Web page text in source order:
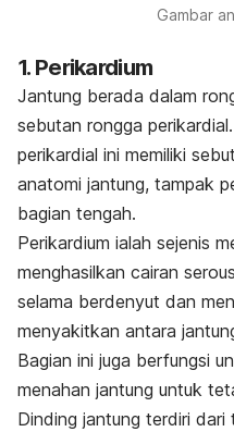
Gambar
1. Perikardium
Jantung berada dalam
sebutan rongga
perikardial ini memiliki
anatomi jantung, tampak
bagian tengah.
Perikardium ialah sejenis
menghasilkan cairan
selama berdenyut dan
menyakitkan antara
Bagian ini juga berfungsi
menahan jantung untuk
Dinding jantung terdiri dari